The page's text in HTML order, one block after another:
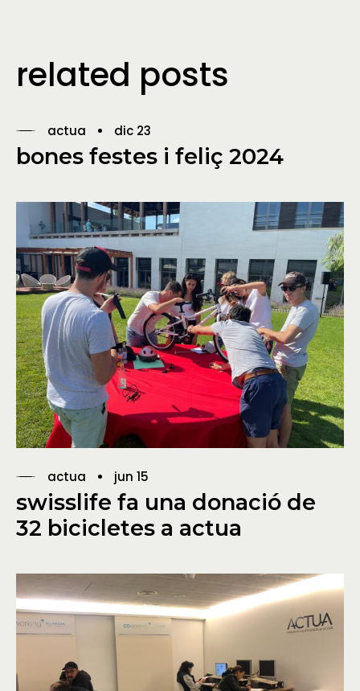
related posts
actua dic 23
bones festes i feliç 2024
actua jun 15
swisslife fa una donació de
32 bicicletes a actua